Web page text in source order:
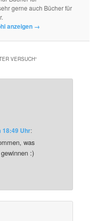
gerne auch Bücher für
anzeigen →
VERSUCH“
18:49 Uhr:
was
:)